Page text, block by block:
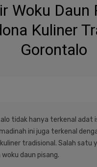
Woku Daun
Kuliner
Gorontalo
tidak hanya terkenal adat
ini juga terkenal
tradisional. Salah satu
daun pisang.